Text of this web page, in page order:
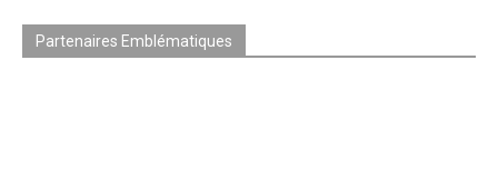
Partenaires Emblématiques